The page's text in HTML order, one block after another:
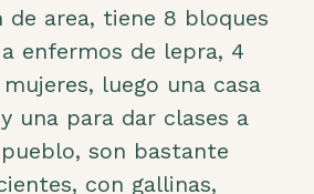
de area, tiene 8 bloques
enfermos de lepra, 4
luego una casa
una para dar clases a
son bastante
con gallinas,